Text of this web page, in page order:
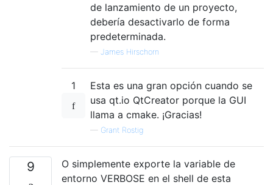
de lanzamiento de un proyecto,
debería desactivarlo de forma
predeterminada.
— James Hirschorn
1
Esta es una gran opción cuando se
usa qt.io QtCreator porque la GUI
llama a cmake. ¡Gracias!
— Grant Rostig
9
O simplemente exporte la variable de
entorno VERBOSE en el shell de esta